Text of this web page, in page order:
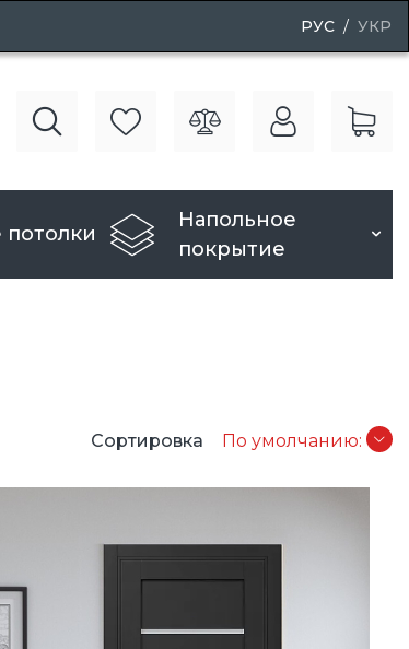
РУС УКР
Напольное
покрытие
Сортировка По умолчанию: